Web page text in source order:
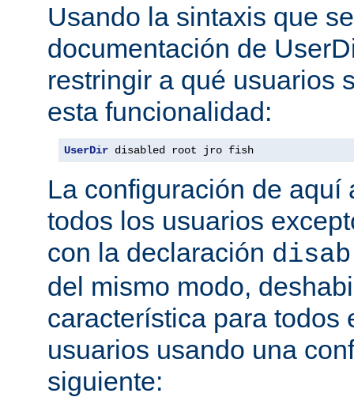
Usando la sintaxis que
documentación de
restringir a qué usuarios
esta funcionalidad:
UserDir disabled root jro fish
La configuración de aquí
todos los usuarios
con la declaración
del mismo modo,
característica para todos
usuarios usando una
siguiente: